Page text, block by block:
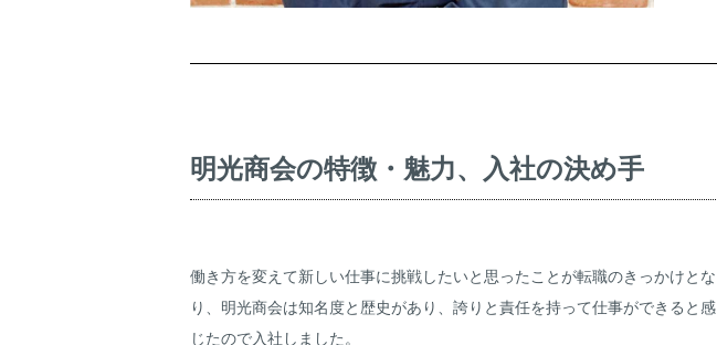
明光商会の特徴・魅力、入社の決め手
働き方を変えて新しい仕事に挑戦したいと思ったことが転職のきっかけとな
り、明光商会は知名度と歴史があり、誇りと責任を持って仕事ができると感
じたので入社しました。